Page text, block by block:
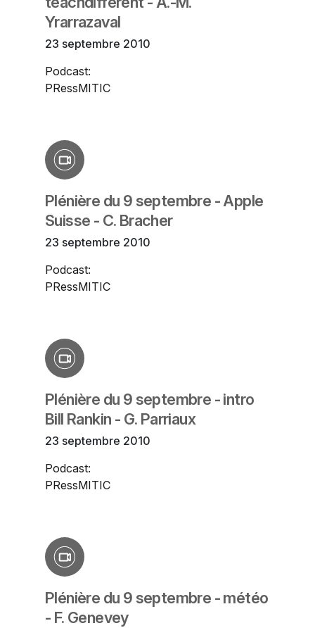
Yrarrazaval
23 septembre 2010
Podcast:
PRessMITIC
Plénière du 9 septembre - Apple
Suisse - C. Bracher
23 septembre 2010
Podcast:
PRessMITIC
Plénière du 9 septembre - intro
Bill Rankin - G. Parriaux
23 septembre 2010
Podcast:
PRessMITIC
Plénière du 9 septembre - météo
- F. Genevey